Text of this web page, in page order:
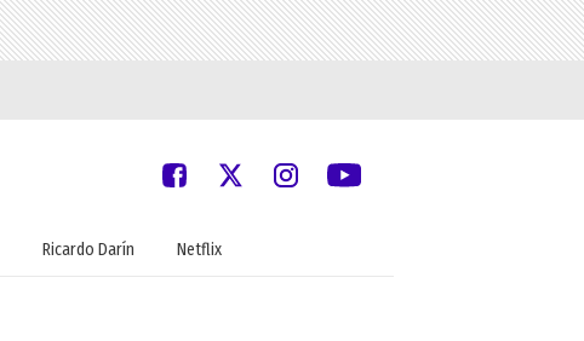
Ricardo Darín Netflix